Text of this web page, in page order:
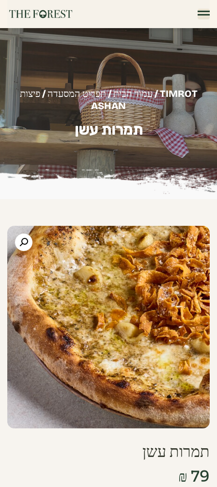
עמוד הבית/תפריט המסעדה/פיצות
/ TIMROT
ASHAN
תמרות עשן
תמרות עשן
₪ 79